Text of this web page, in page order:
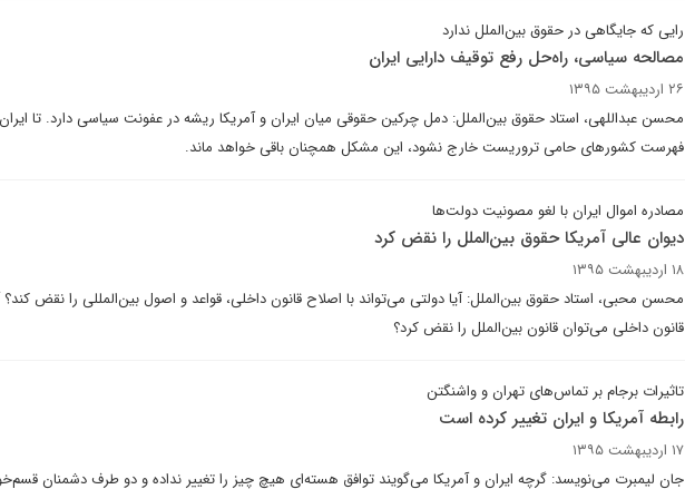
رایی که جایگاهی در حقوق بین‌الملل ندارد
مصالحه سیاسی، راه‌حل رفع توقیف دارایی ایران
۲۶ اردیبهشت ۱۳۹۵
محسن عبداللهی، استاد حقوق بین‌الملل: دمل چرکین حقوقی میان ایران و آمریکا ریشه در عفونت سیاسی دارد. تا ایران
فهرست کشورهای حامی تروریست خارج نشود، این مشکل همچنان باقی خواهد ماند.
مصادره اموال ایران با لغو مصونیت دولت‌ها
دیوان عالی آمریکا حقوق بین‌الملل را نقض کرد
۱۸ اردیبهشت ۱۳۹۵
محسن محبی، استاد حقوق بین‌الملل: آیا دولتی می‌تواند با اصلاح قانون داخلی، قواعد و اصول بین‌المللی را نقض کند؟
قانون داخلی می‌توان قانون بین‌الملل را نقض کرد؟
تاثیرات برجام بر تماس‌های تهران و واشنگتن
رابطه آمریکا و ایران تغییر کرده است
۱۷ اردیبهشت ۱۳۹۵
جان لیمبرت می‌نویسد: گرچه ایران و آمریکا می‌گویند توافق هسته‌ای هیچ چیز را تغییر نداده و دو طرف دشمنان